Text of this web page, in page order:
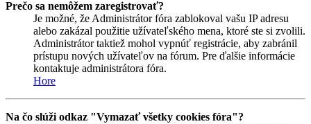
Prečo sa nemôžem zaregistrovať?
Je možné, že Administrátor fóra zablokoval vašu IP adresu
alebo zakázal použitie užívateľského mena, ktoré ste si zvolili.
Administrátor taktiež mohol vypnúť registrácie, aby zabránil
prístupu nových užívateľov na fórum. Pre ďalšie informácie
kontaktuje administrátora fóra.
Hore
Na čo slúži odkaz "Vymazať všetky cookies fóra"?